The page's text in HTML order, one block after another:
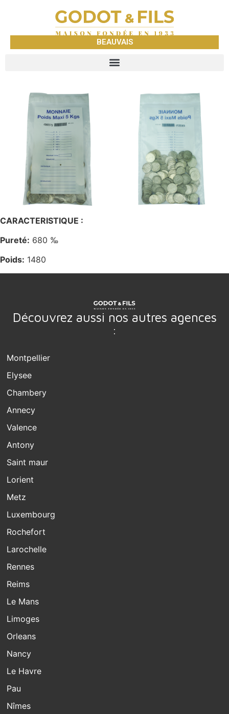
BEAUVAIS
CARACTERISTIQUE :
Pureté: 680 ‰
Poids: 1480
Découvrez aussi nos autres agences
:
Montpellier
Elysee
Chambery
Annecy
Valence
Antony
Saint maur
Lorient
Metz
Luxembourg
Rochefort
Larochelle
Rennes
Reims
Le Mans
Limoges
Orleans
Nancy
Le Havre
Pau
Nîmes